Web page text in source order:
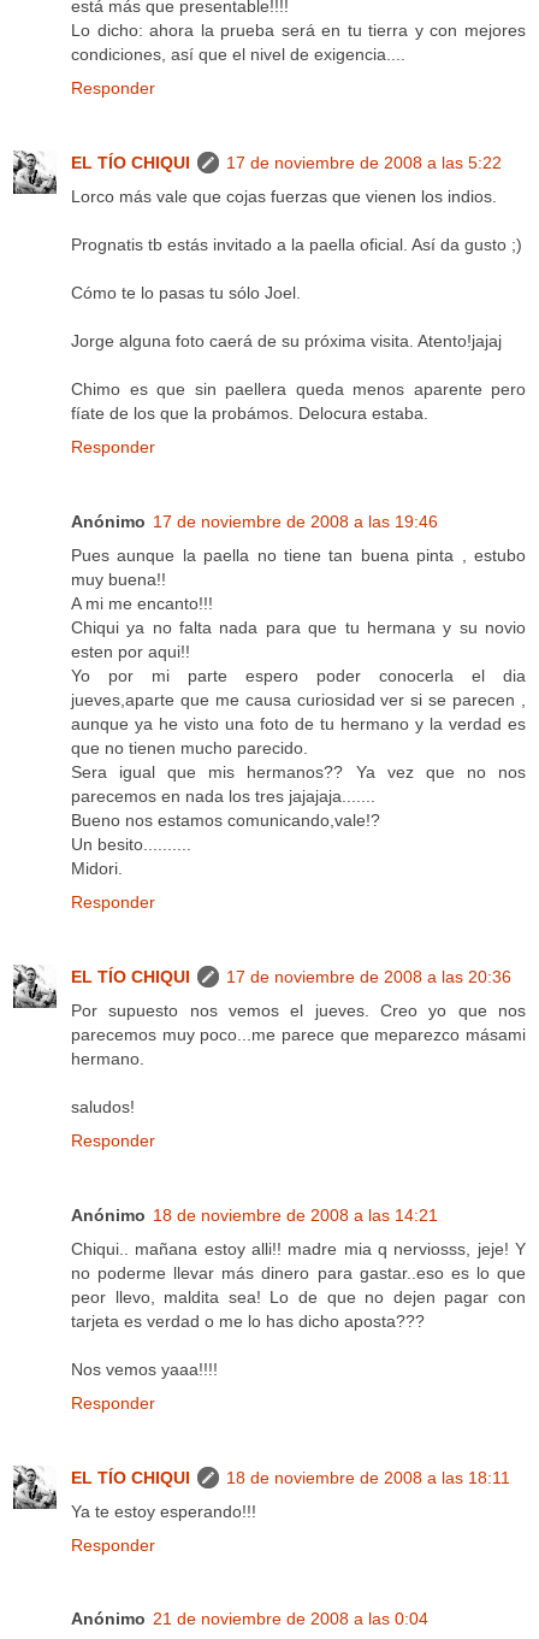
está más que presentable!!!!
Lo dicho: ahora la prueba será en tu tierra y con mejores
condiciones, así que el nivel de exigencia....
Responder
EL TÍO CHIQUI
17 de noviembre de 2008 a las 5:22
Lorco más vale que cojas fuerzas que vienen los indios.
Prognatis tb estás invitado a la paella oficial. Así da gusto ;)
Cómo te lo pasas tu sólo Joel.
Jorge alguna foto caerá de su próxima visita. Atento!jajaj
Chimo es que sin paellera queda menos aparente pero
fíate de los que la probámos. Delocura estaba.
Responder
Anónimo 17 de noviembre de 2008 a las 19:46
Pues aunque la paella no tiene tan buena pinta , estubo
muy buena!!
A mi me encanto!!!
Chiqui ya no falta nada para que tu hermana y su novio
esten por aqui!!
Yo por mi parte espero poder conocerla el dia
jueves,aparte que me causa curiosidad ver si se parecen ,
aunque ya he visto una foto de tu hermano y la verdad es
que no tienen mucho parecido.
Sera igual que mis hermanos?? Ya vez que no nos
parecemos en nada los tres jajajaja.......
Bueno nos estamos comunicando,vale!?
Un besito..........
Midori.
Responder
EL TÍO CHIQUI
17 de noviembre de 2008 a las 20:36
Por supuesto nos vemos el jueves. Creo yo que nos
parecemos muy poco...me parece que meparezco másami
hermano.
saludos!
Responder
Anónimo 18 de noviembre de 2008 a las 14:21
Chiqui.. mañana estoy alli!! madre mia q nerviosss, jeje! Y
no poderme llevar más dinero para gastar..eso es lo que
peor llevo, maldita sea! Lo de que no dejen pagar con
tarjeta es verdad o me lo has dicho aposta???
Nos vemos yaaa!!!!
Responder
EL TÍO CHIQUI
18 de noviembre de 2008 a las 18:11
Ya te estoy esperando!!!
Responder
Anónimo 21 de noviembre de 2008 a las 0:04